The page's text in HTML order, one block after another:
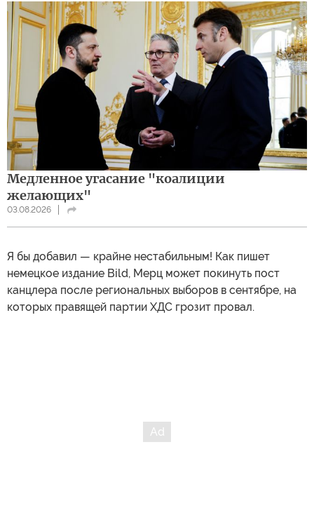
за отмену антироссийских санкций, выход Франции из
НАТО и мирное соглашение по Украине на условиях
Москвы, в настоящее время считается главным
фаворитом на президентских выборах во Франции в
следующем году.
Загадка Мерца
Примечательно, что британское СМИ называет
немецкого канцлера Фридриха Мерца возможным
новым лидером Европы, но отмечает, что его
положение внутри страны остается нестабильным.